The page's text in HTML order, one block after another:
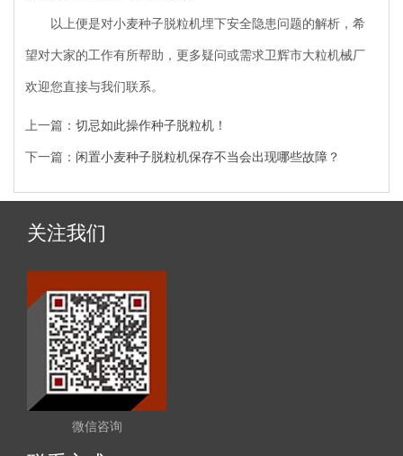
以上便是对小麦种子脱粒机埋下安全隐患问题的解析，希
望对大家的工作有所帮助，更多疑问或需求卫辉市大粒机械厂
欢迎您直接与我们联系。
上一篇：切忌如此操作种子脱粒机！
下一篇： 闲置小麦种子脱粒机保存不当会出现哪些故障？
关注我们
微信咨询